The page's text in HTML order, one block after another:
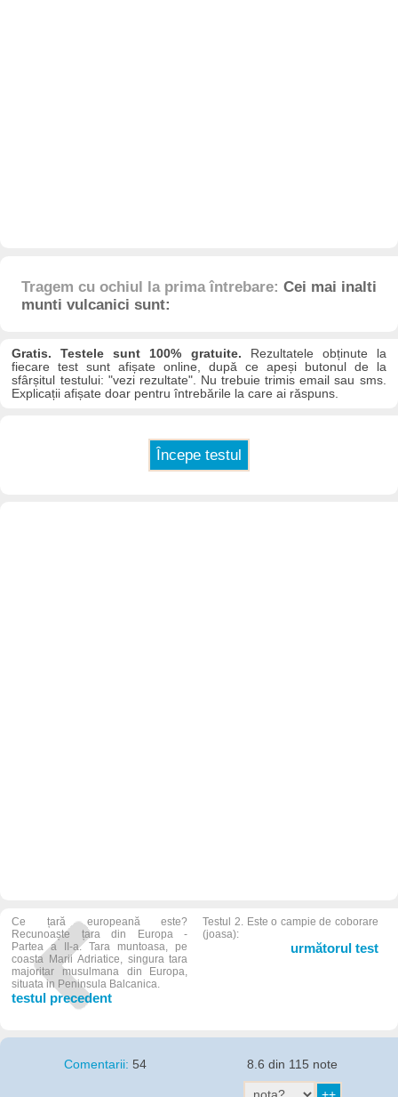
Tragem cu ochiul la prima întrebare:Cei mai inalti
munti vulcanici sunt:
Gratis. Testele sunt 100% gratuite. Rezultatele obținute la
fiecare test sunt afișate online, după ce apeși butonul de la
sfârșitul testului: "vezi rezultate". Nu trebuie trimis email sau sms.
Explicații afișate doar pentru întrebările la care ai răspuns.
Ce țară europeană este?
Recunoaște țara din Europa -
Partea a II-a. Tara muntoasa, pe
coasta Marii Adriatice, singura tara
majoritar musulmana din Europa,
situata in Peninsula Balcanica.
testul precedent
Testul 2. Este o campie de coborare
(joasa):
următorul test
Comentarii:54 8.6 din 115 note